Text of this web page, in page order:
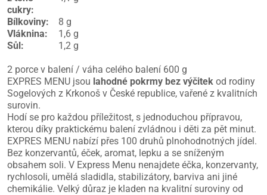
cukry:
Bílkoviny:
8 g
Vláknina:
1,6 g
Sůl: 1,2 g
2 porce v balení / váha celého balení 600 g
EXPRES MENU jsou lahodné pokrmy bez výčitek od rodiny
Sogelových z Krkonoš v České republice, vařené z kvalitních
surovin.
Hodí se pro každou příležitost, s jednoduchou přípravou,
kterou díky praktickému balení zvládnou i děti za pět minut.
EXPRES MENU nabízí přes 100 druhů plnohodnotných jídel.
Bez konzervantů, éček, aromat, lepku a se sníženým
obsahem soli. V Express Menu nenajdete éčka, konzervanty,
rychlosoli, umělá sladidla, stabilizátory, barviva ani jiné
chemikálie. Velký důraz je kladen na kvalitní suroviny od